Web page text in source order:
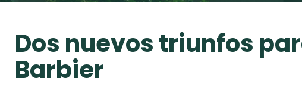
Dos nuevos triunfos
Barbier